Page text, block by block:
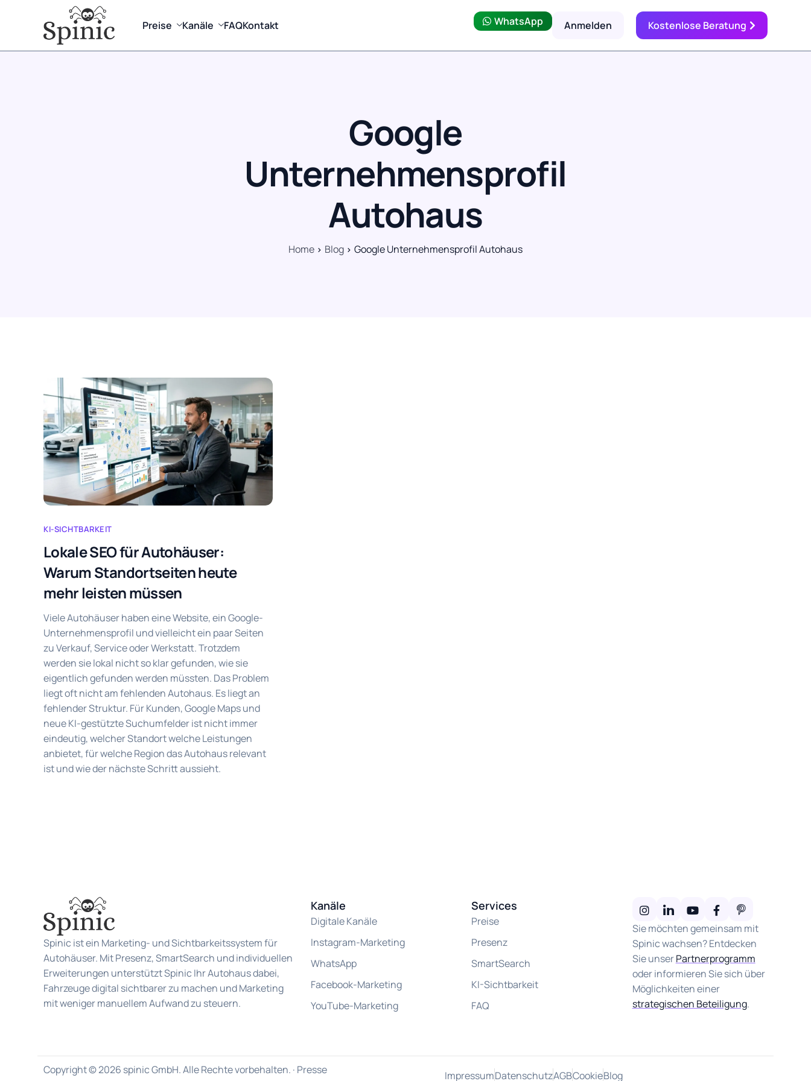
Preise Kanäle FAQKontakt WhatsApp Anmelden Kostenlose Beratung
Google
Unternehmensprofil
Autohaus
Home Blog Google Unternehmensprofil Autohaus
KI-SICHTBARKEIT
Lokale SEO für Autohäuser:
Warum Standortseiten heute
mehr leisten müssen
Viele Autohäuser haben eine Website, ein Google-
Unternehmensprofil und vielleicht ein paar Seiten
zu Verkauf, Service oder Werkstatt. Trotzdem
werden sie lokal nicht so klar gefunden, wie sie
eigentlich gefunden werden müssten. Das Problem
liegt oft nicht am fehlenden Autohaus. Es liegt an
fehlender Struktur. Für Kunden, Google Maps und
neue KI-gestützte Suchumfelder ist nicht immer
eindeutig, welcher Standort welche Leistungen
anbietet, für welche Region das Autohaus relevant
ist und wie der nächste Schritt aussieht.
Spinic ist ein Marketing- und Sichtbarkeitssystem für
Autohäuser. Mit Presenz, SmartSearch und individuellen
Erweiterungen unterstützt Spinic Ihr Autohaus dabei,
Fahrzeuge digital sichtbarer zu machen und Marketing
mit weniger manuellem Aufwand zu steuern.
Kanäle
Digitale Kanäle
Instagram-Marketing
WhatsApp
Facebook-Marketing
YouTube-Marketing
Services
Preise
Presenz
SmartSearch
KI-Sichtbarkeit
FAQ
Sie möchten gemeinsam mit
Spinic wachsen? Entdecken
Sie unserPartnerprogramm
oder informieren Sie sich über
Möglichkeiten einer
strategischen Beteiligung.
Copyright © 2026 spinic GmbH. Alle Rechte vorbehalten. · Presse ImpressumDatenschutzAGBCookieBlog